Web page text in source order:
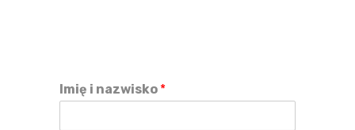
Imię i nazwisko *